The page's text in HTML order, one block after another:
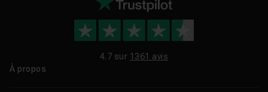
4.7 sur 1361 avis
À propos